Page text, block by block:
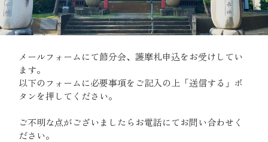
メールフォームにて節分会、護摩札申込をお受けしてい
ます。
以下のフォームに必要事項をご記入の上「送信する」ボ
タンを押してください。
ご不明な点がございましたらお電話にてお問い合わせく
ださい。